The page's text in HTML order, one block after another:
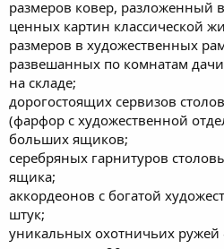
размеров ковер, разложенный
ценных картин классической
размеров в художественных
развешанных по комнатам
на складе;
дорогостоящих сервизов
(фарфор с художественной
больших ящиков;
серебряных гарнитуров
ящика;
аккордеонов с богатой
штук;
уникальных охотничьих